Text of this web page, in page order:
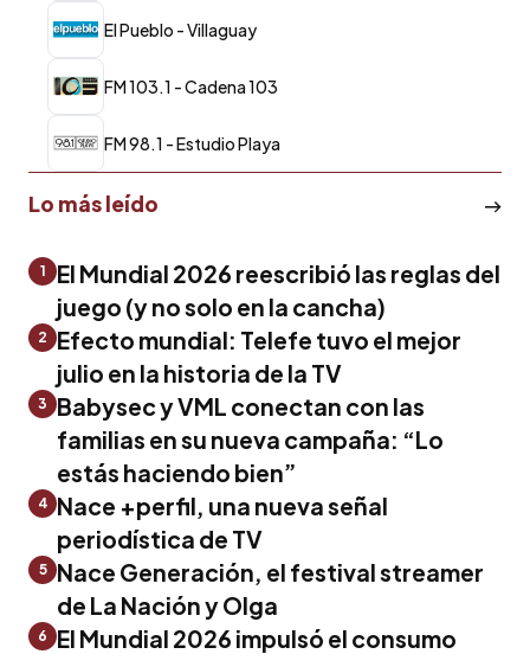
El Pueblo - Villaguay
FM 103.1 - Cadena 103
FM 98.1 - Estudio Playa
Lo más leído
1
El Mundial 2026 reescribió las reglas del
juego (y no solo en la cancha)
2
Efecto mundial: Telefe tuvo el mejor
julio en la historia de la TV
3
Babysec y VML conectan con las
familias en su nueva campaña: “Lo
estás haciendo bien”
4 Nace +perfil, una nueva señal
periodística de TV
5
Nace Generación, el festival streamer
de La Nación y Olga
6
El Mundial 2026 impulsó el consumo